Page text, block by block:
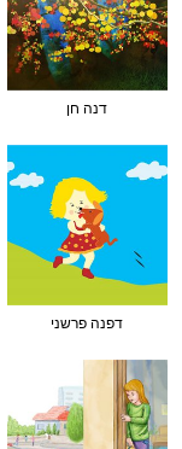
דנה חן
דפנה פרשני